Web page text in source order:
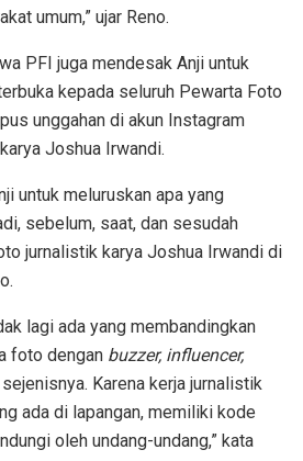
umum,” ujar Reno.
PFI juga mendesak Anji untuk
kepada seluruh Pewarta Foto
unggahan di akun Instagram
Joshua Irwandi.
untuk meluruskan apa yang
sebelum, saat, dan sesudah
jurnalistik karya Joshua Irwandi di
lagi ada yang membandingkan
foto dengan buzzer, influencer,
sejenisnya. Karena kerja jurnalistik
ada di lapangan, memiliki kode
oleh undang-undang,” kata